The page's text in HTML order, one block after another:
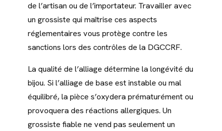
de l’artisan ou de l’importateur. Travailler avec
un grossiste qui maîtrise ces aspects
réglementaires vous protège contre les
sanctions lors des contrôles de la DGCCRF.
La qualité de l’alliage détermine la longévité du
bijou. Si l’alliage de base est instable ou mal
équilibré, la pièce s’oxydera prématurément ou
provoquera des réactions allergiques. Un
grossiste fiable ne vend pas seulement un